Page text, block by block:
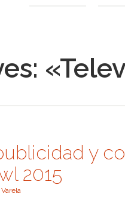
y
2015